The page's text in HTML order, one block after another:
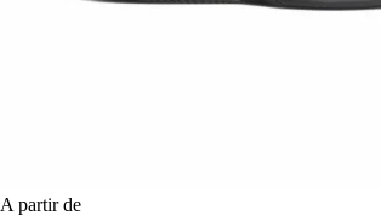
A partir de